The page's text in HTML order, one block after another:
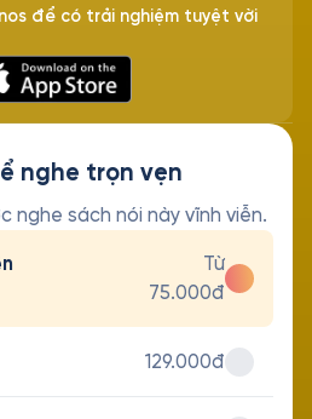
để có trải nghiệm tuyệt vời
nghe trọn vẹn
nghe sách nói này vĩnh viễn.
Từ
75.000đ
129.000đ